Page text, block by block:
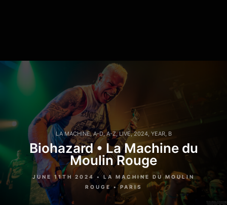
LA MACHINE,A-D,A-Z,LIVE,2024, YEAR, B
Biohazard • La Machine du
Moulin Rouge
JUNE 11TH 2024 • LA MACHINE DU MOULIN
ROUGE • PARIS